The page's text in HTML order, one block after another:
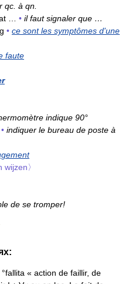
qc. à qn.
… • il faut signaler que …
• ce sont les symptômes d'une
faute
indique 90°
• indiquer le bureau de poste à
〉
de se tromper!
« action de faillir, de